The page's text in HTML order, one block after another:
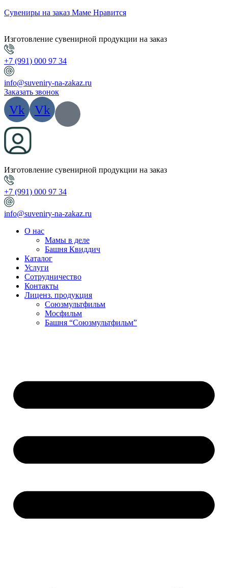
Сувениры на заказ Маме Нравится
Изготовление сувенирной продукции на заказ
+7 (991) 000 97 34
info@suveniry-na-zakaz.ru
Заказать звонок
Vk Vk
Изготовление сувенирной продукции на заказ
+7 (991) 000 97 34
info@suveniry-na-zakaz.ru
О нас
Мамы в деле
Башня Квиддич
Каталог
Услуги
Сотрудничество
Контакты
Лиценз. продукция
Союзмультфильм
Мосфильм
Башня “Союзмультфильм”